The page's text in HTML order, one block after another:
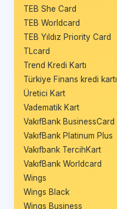
TEB She Card
TEB Worldcard
TEB Yıldız Priority Card
TLcard
Trend Kredi Kartı
Türkiye Finans kredi kartı
Üretici Kart
Vadematik Kart
VakıfBank BusinessCard
VakıfBank Platinum Plus
Vakıfbank TercihKart
VakıfBank Worldcard
Wings
Wings Black
Wings Business